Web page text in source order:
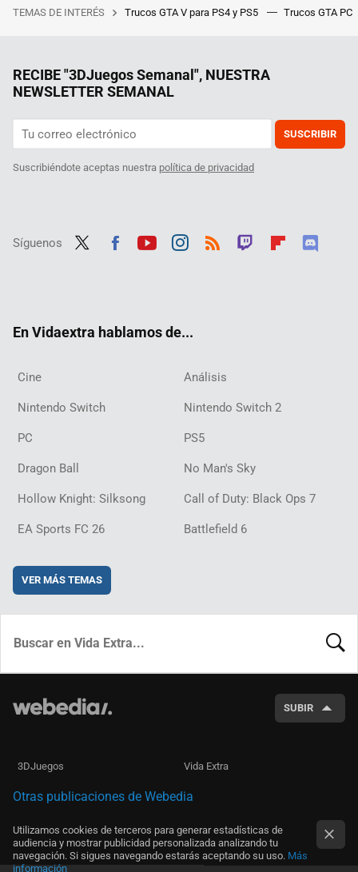
TEMAS DE INTERÉS Trucos GTA V para PS4 y PS5 Trucos GTA PC
RECIBE "3DJuegos Semanal", NUESTRA
NEWSLETTER SEMANAL
SUSCRIBIR
Suscribiéndote aceptas nuestra política de privacidad
Síguenos
En Vidaextra hablamos de...
Cine Análisis
Nintendo Switch Nintendo Switch 2
PC PS5
Dragon Ball No Man's Sky
Hollow Knight: Silksong Call of Duty: Black Ops 7
EA Sports FC 26 Battlefield 6
VER MÁS TEMAS
SUBIR
3DJuegos Vida Extra
Otras publicaciones de Webedia
Utilizamos cookies de terceros para generar estadísticas de
audiencia y mostrar publicidad personalizada analizando tu
navegación. Si sigues navegando estarás aceptando su uso. Más
información